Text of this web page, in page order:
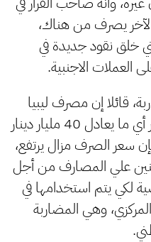
يصرف من هناك،
خلق نقود جديدة في
العملات الاجنبية.
قائلا إن مصرف ليبيا
المركزي صرف نحو 7 مليار دولار أي ما يعادل 40 مليار دينار
سعر الصرف مزال يرتفع،
علي المصارف من أجل
لكي يتم استخدامها في
وهي المضاربة